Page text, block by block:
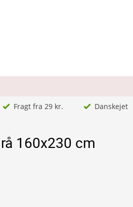
Fragt fra 29 kr. Danskejet
160x230 cm